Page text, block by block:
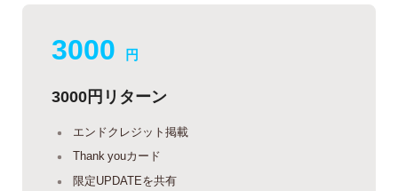
3000 円
3000円リターン
エンドクレジット掲載
Thank youカード
限定UPDATEを共有